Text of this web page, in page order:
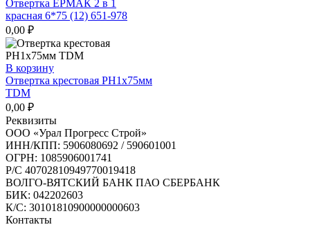
Отвертка ЕРМАК 2 в 1
красная 6*75 (12) 651-978
0,00 ₽
В корзину
Отвертка крестовая РН1х75мм
TDM
0,00 ₽
Реквизиты
ООО «Урал Прогресс Строй»
ИНН/КПП: 5906080692 / 590601001
ОГРН: 1085906001741
Р/C 40702810949770019418
ВОЛГО-ВЯТСКИЙ БАНК ПАО СБЕРБАНК
БИК: 042202603
К/С: 30101810900000000603
Контакты